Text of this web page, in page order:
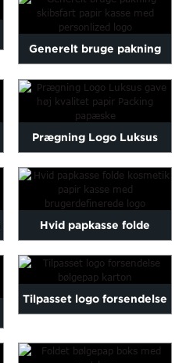
Generelt bruge pakning
skibsfart papir kasse med p
...
Prægning Logo Luksus
gave høj kvalitet papir p ...
Hvid papkasse folde
kosmetik papir kasse ...
Tilpasset logo forsendelse